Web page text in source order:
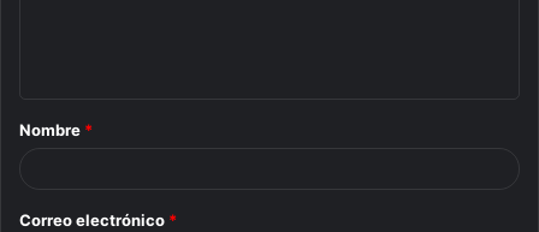
r
Nombre *
Correo electrónico *